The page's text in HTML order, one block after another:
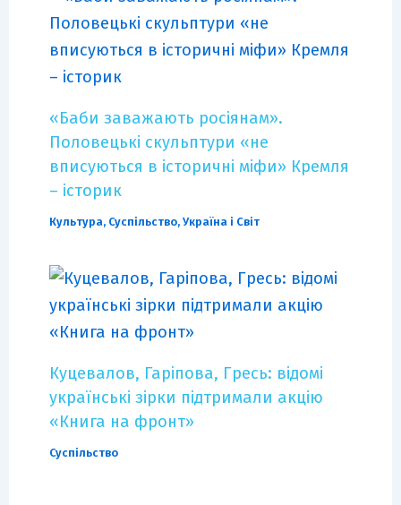
«Баби заважають росіянам».
Половецькі скульптури «не
вписуються в історичні міфи» Кремля
– історик
Культура, Суспільство,Україна і Світ
Куцевалов, Гаріпова, Гресь: відомі
українські зірки підтримали акцію
«Книга на фронт»
Суспільство